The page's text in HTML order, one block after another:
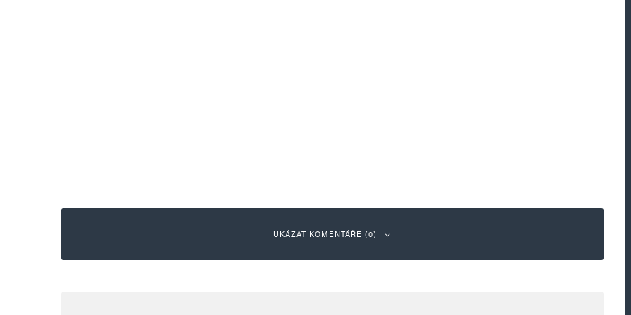
UKÁZAT KOMENTÁŘE (0)